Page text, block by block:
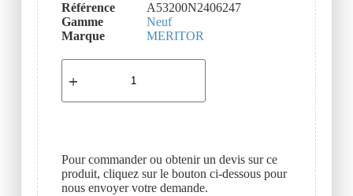
Référence
A53200N2406247
Gamme
Neuf
Marque
MERITOR
Pour commander ou obtenir un devis sur ce
produit, cliquez sur le bouton ci-dessous pour
nous envoyer votre demande.